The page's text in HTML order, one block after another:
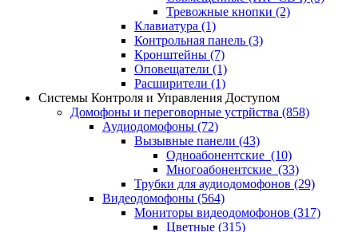
Тревожные кнопки (2)
Клавиатура (1)
Контрольная панель (3)
Кронштейны (7)
Оповещатели (1)
Расширители (1)
Системы Контроля и Управления Доступом
Домофоны и переговорные устрйства (858)
Аудиодомофоны (72)
Вызывные панели (43)
Одноабонентские (10)
Многоабонентские (33)
Трубки для аудиодомофонов (29)
Видеодомофоны (564)
Мониторы видеодомофонов (317)
Цветные (315)